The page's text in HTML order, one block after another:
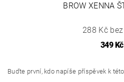
BROW XENNA
288 Kč bez
349 Kč
Buďte první, kdo napíše příspěvek k